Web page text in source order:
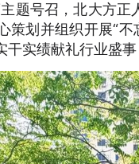
题号召，北大方
策划并组织开展“
干实绩献礼行业盛